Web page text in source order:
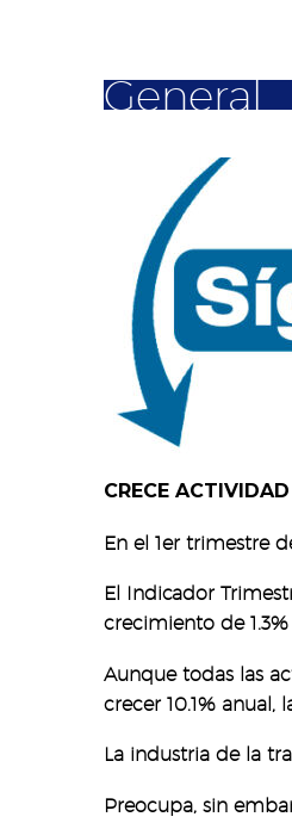
General
CRECE
En el 1er trimestre
El Indicador
crecimiento de
Aunque todas las
crecer 10.1%
La industria de la
Preocupa, sin